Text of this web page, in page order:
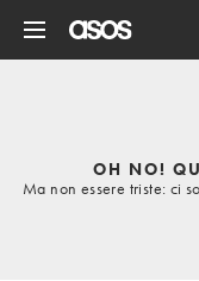
OH NO!
Ma non essere triste: ci